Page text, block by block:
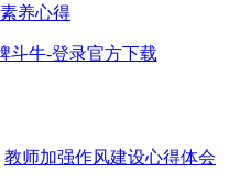
养心得
教师加强作风建设心得体会